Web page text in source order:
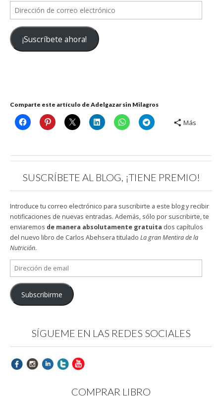
Dirección
de
correo
electrónico
¡Suscríbete ahora!
Comparte este artículo de Adelgazar sin Milagros
Más
SUSCRÍBETE AL BLOG, ¡TIENE PREMIO!
Introduce tu correo electrónico para suscribirte a este blog y recibir
notificaciones de nuevas entradas. Además, sólo por suscribirte, te
enviaremos de manera absolutamente gratuita dos capítulos
del nuevo libro de Carlos Abehsera titulado La gran Mentira de la
Nutrición.
Dirección
de
email
Subscribirme
SÍGUEME EN LAS REDES SOCIALES
COMPRAR LIBRO